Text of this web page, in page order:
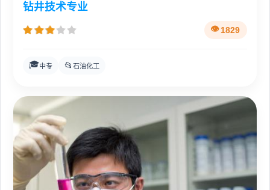
钻井技术专业
1829
🎓中专 📂 石油化工